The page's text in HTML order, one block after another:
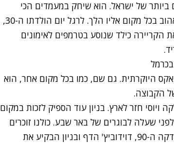
של ישראל. הוא שיחק במעמדים הכי
גבוהים, הבקיע גולים חשובים ובעיקר נשאר אהוב בכל מקום אליו הלך. לרגל יום הולדתו ה-30,
כילד שנוסע בטרמפים לאימונים
ויצא לאייאקס היוקרתית. גם שם, כמו בכל מקום אחר, הוא
הקבוצה.
חזר לארץ. בניון עוד הספיק לזכות במקום
שעלה לבוגרים של באר שבע. כולנו זוכרים
את הרגע המפורסם. בניון ניגש לבעוט פנדל בדקה ה-90, דוידוביץ' הדף ובניון הבקיע את